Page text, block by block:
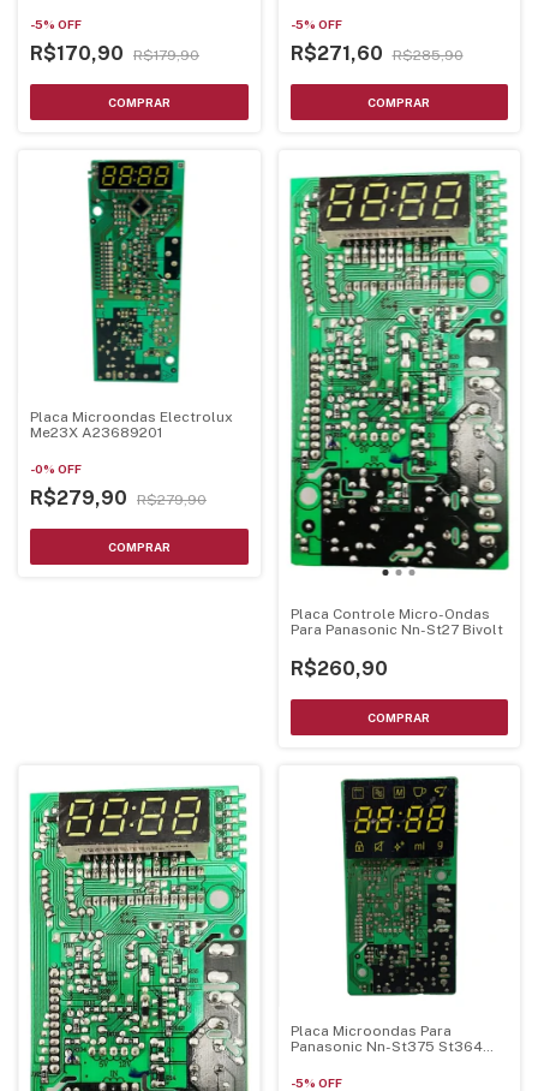
-5% OFF
R$170,90 R$179,90
-5% OFF
R$271,60 R$285,90
Placa Microondas Electrolux
Me23X A23689201
-0% OFF
R$279,90 R$279,90
Placa Controle Micro-Ondas
Para Panasonic Nn-St27 Bivolt
R$260,90
Placa Microondas Para
Panasonic Nn-St375 St364
-5% OFF